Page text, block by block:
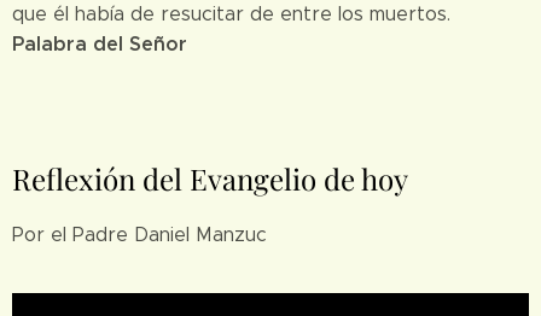
que él había de resucitar de entre los muertos.
Palabra del Señor
Reflexión del Evangelio de hoy
Por el Padre Daniel Manzuc